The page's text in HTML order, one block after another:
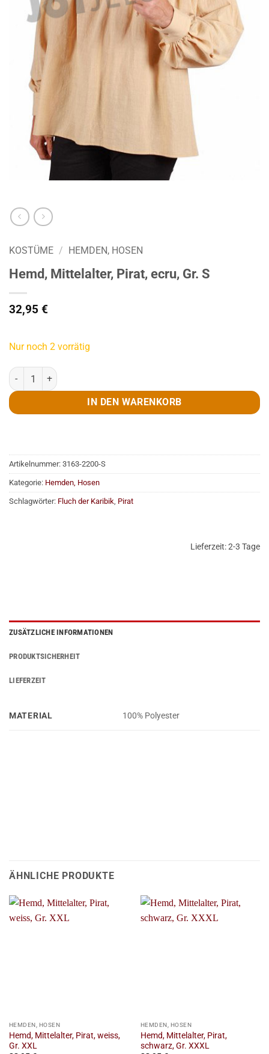
KOSTÜME / HEMDEN, HOSEN
Hemd, Mittelalter, Pirat, ecru, Gr. S
32,95 €
Nur noch 2 vorrätig
Hemd, Mittelalter, Pirat, ecru, Gr. S Menge
IN DEN WARENKORB
Artikelnummer: 3163-2200-S
Kategorie: Hemden, Hosen
Schlagwörter: Fluch der Karibik, Pirat
Lieferzeit:2-3 Tage
ZUSÄTZLICHE INFORMATIONEN
PRODUKTSICHERHEIT
LIEFERZEIT
MATERIAL 100% Polyester
ÄHNLICHE PRODUKTE
HEMDEN, HOSEN
Hemd, Mittelalter, Pirat, weiss,
Gr. XXL
HEMDEN, HOSEN
Hemd, Mittelalter, Pirat,
schwarz, Gr. XXXL